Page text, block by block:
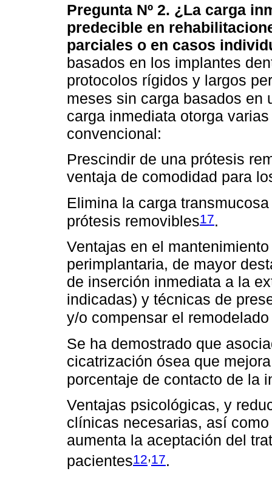
Pregunta Nº 2. ¿La carga
predecible en
parciales o en casos
basados en los implantes
protocolos rígidos y largos
meses sin carga basados en
carga inmediata otorga
convencional:
Prescindir de una prótesis
ventaja de comodidad para
Elimina la carga
prótesis removibles17.
Ventajas en el
perimplantaria, de mayor
de inserción inmediata a la
indicadas) y técnicas de
y/o compensar el
Se ha demostrado que
cicatrización ósea que
porcentaje de contacto de la
Ventajas psicológicas, y
clínicas necesarias, así
aumenta la aceptación del
pacientes12,17.